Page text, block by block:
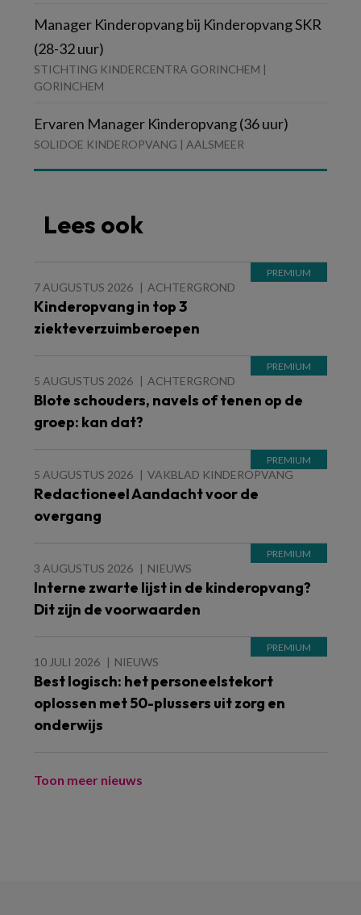
Manager Kinderopvang bij Kinderopvang SKR
(28-32 uur)
STICHTING KINDERCENTRA GORINCHEM |
GORINCHEM
Ervaren Manager Kinderopvang (36 uur)
SOLIDOE KINDEROPVANG | AALSMEER
Lees ook
7 AUGUSTUS 2026 ACHTERGROND
Kinderopvang in top 3
ziekteverzuimberoepen
5 AUGUSTUS 2026 ACHTERGROND
Blote schouders, navels of tenen op de
groep: kan dat?
5 AUGUSTUS 2026 VAKBLAD KINDEROPVANG
Redactioneel Aandacht voor de
overgang
3 AUGUSTUS 2026 NIEUWS
Interne zwarte lijst in de kinderopvang?
Dit zijn de voorwaarden
10 JULI 2026 NIEUWS
Best logisch: het personeelstekort
oplossen met 50-plussers uit zorg en
onderwijs
Toon meer nieuws